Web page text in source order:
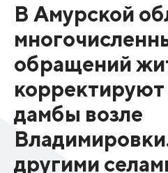
В Амурской
обращений
дамбы возле
другими